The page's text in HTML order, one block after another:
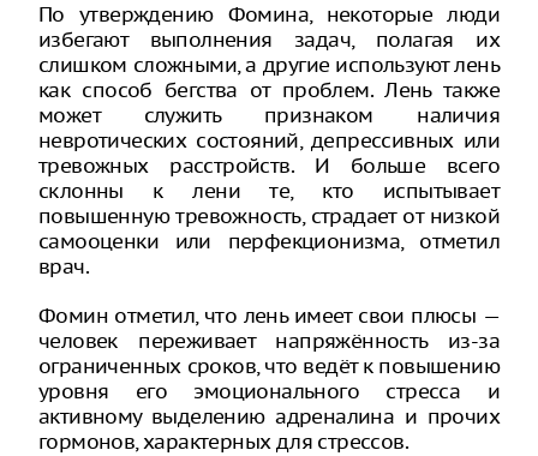
По утверждению Фомина, некоторые люди
избегают выполнения задач, полагая их
слишком сложными, а другие используют лень
как способ бегства от проблем. Лень также
может служить признаком наличия
невротических состояний, депрессивных или
тревожных расстройств. И больше всего
склонны к лени те, кто испытывает
повышенную тревожность, страдает от низкой
самооценки или перфекционизма, отметил
врач.
Фомин отметил, что лень имеет свои плюсы —
человек переживает напряжённость из-за
ограниченных сроков, что ведёт к повышению
уровня его эмоционального стресса и
активному выделению адреналина и прочих
гормонов, характерных для стрессов.